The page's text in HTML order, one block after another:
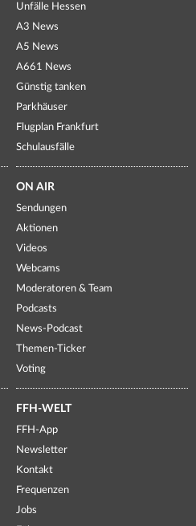
Unfälle Hessen
A3 News
A5 News
A661 News
Günstig tanken
Parkhäuser
Flugplan Frankfurt
Schulausfälle
ON AIR
Sendungen
Aktionen
Videos
Webcams
Moderatoren & Team
Podcasts
News-Podcast
Themen-Ticker
Voting
FFH-WELT
FFH-App
Newsletter
Kontakt
Frequenzen
Jobs